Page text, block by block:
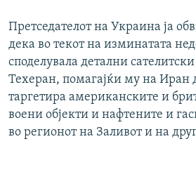
Претседателот на Украина ја
дека во текот на изминатата
споделувала детални
Техеран, помагајќи му на Иран
таргетира американските и
воени објекти и нафтените и
во регионот на Заливот и на